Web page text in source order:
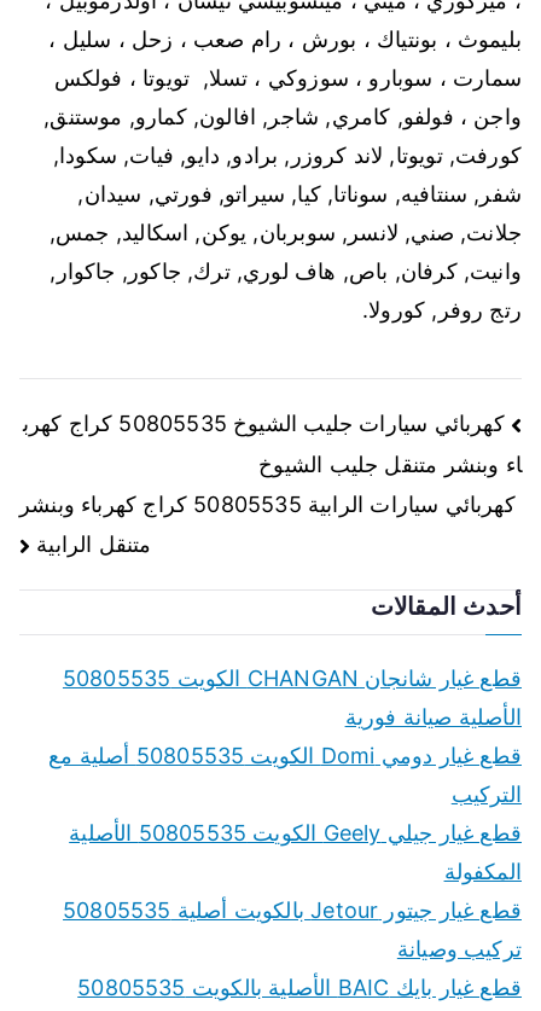
بليموث ، بونتياك ، بورش ، رام صعب ، زحل ، سليل ،
سمارت ، سوبارو ، سوزوكي ، تسلا, تويوتا ، فولكس
واجن ، فولفو, كامري, شاجر, افالون, كمارو, موستنق,
كورفت, تويوتا, لاند كروزر, برادو, دايو, فيات, سكودا,
شفر, سنتافيه, سوناتا, كيا, سيراتو, فورتي, سيدان,
جلانت, صني, لانسر, سوبربان, يوكن, اسكاليد, جمس,
وانيت, كرفان, باص, هاف لوري, ترك, جاكور, جاكوار,
رتج روفر, كورولا.
تصفّح
المقالات
كهربائي سيارات جليب الشيوخ 50805535 كراج كهرب
اء وبنشر متنقل جليب الشيوخ
كهربائي سيارات الرابية 50805535 كراج كهرباء وبنشر
متنقل الرابية
أحدث المقالات
قطع غيار شانجان CHANGAN الكويت 50805535
الأصلية صيانة فورية
قطع غيار دومي Domi الكويت 50805535 أصلية مع
التركيب
قطع غيار جيلي Geely الكويت 50805535 الأصلية
المكفولة
قطع غيار جيتور Jetour بالكويت أصلية 50805535
تركيب وصيانة
قطع غيار بايك BAIC الأصلية بالكويت 50805535